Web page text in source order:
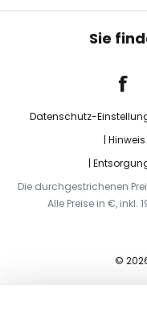
Sie
Datenschutz-
Die durchgestrichenen
Alle Preise in €, inkl.
©